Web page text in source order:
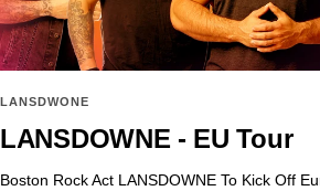
LANSDWONE
LANSDOWNE - EU Tour
Boston Rock Act LANSDOWNE To Kick Off